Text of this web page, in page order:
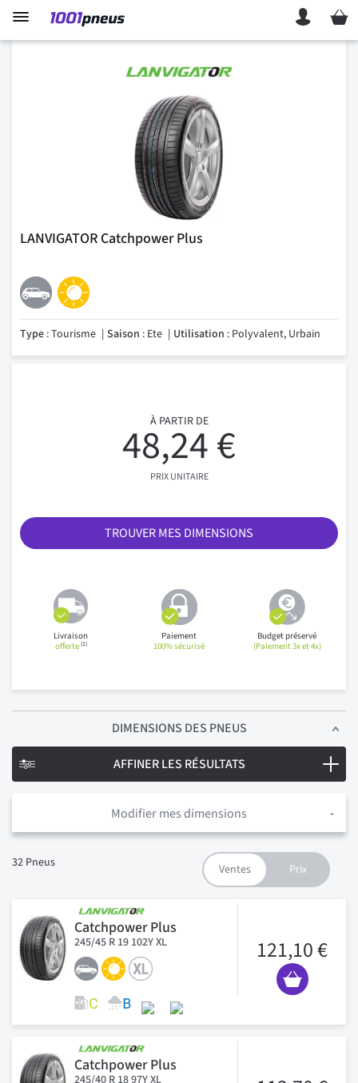
Mon
LANVIGATOR Catchpower Plus
Type : Tourisme Saison : Ete Utilisation : Polyvalent, Urbain
À PARTIR DE
48,24 €
PRIX UNITAIRE
TROUVER MES DIMENSIONS
Livraison
offerte(1)
Paiement
100% sécurisé
Budget préservé
(Paiement 3x et 4x)
DIMENSIONS DES PNEUS
Modifier mes dimensions
32 Pneus
Catchpower Plus
245/45 R 19 102Y XL 121,10 €
Catchpower Plus
245/40 R 18 97Y XL
AFFINER LES RÉSULTATS